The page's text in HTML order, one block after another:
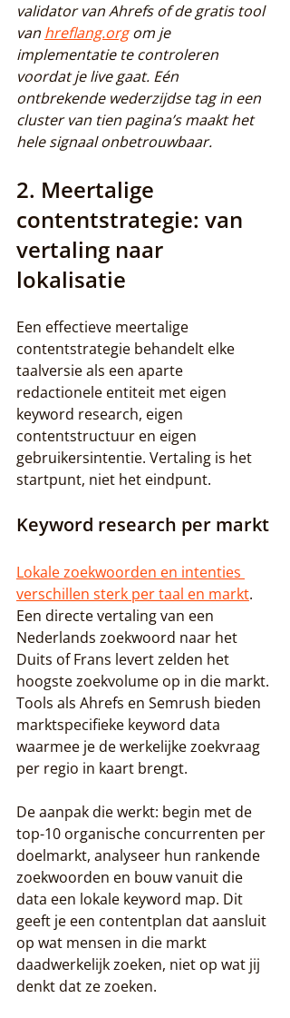
validator van Ahrefs of de gratis tool
van hreflang.org om je
implementatie te controleren
voordat je live gaat. Eén
ontbrekende wederzijdse tag in een
cluster van tien pagina’s maakt het
hele signaal onbetrouwbaar.
2. Meertalige
contentstrategie: van
vertaling naar
lokalisatie
Een effectieve meertalige
contentstrategie behandelt elke
taalversie als een aparte
redactionele entiteit met eigen
keyword research, eigen
contentstructuur en eigen
gebruikersintentie. Vertaling is het
startpunt, niet het eindpunt.
Keyword research per markt
Lokale zoekwoorden en intenties
verschillen sterk per taal en markt.
Een directe vertaling van een
Nederlands zoekwoord naar het
Duits of Frans levert zelden het
hoogste zoekvolume op in die markt.
Tools als Ahrefs en Semrush bieden
marktspecifieke keyword data
waarmee je de werkelijke zoekvraag
per regio in kaart brengt.
De aanpak die werkt: begin met de
top-10 organische concurrenten per
doelmarkt, analyseer hun rankende
zoekwoorden en bouw vanuit die
data een lokale keyword map. Dit
geeft je een contentplan dat aansluit
op wat mensen in die markt
daadwerkelijk zoeken, niet op wat jij
denkt dat ze zoeken.